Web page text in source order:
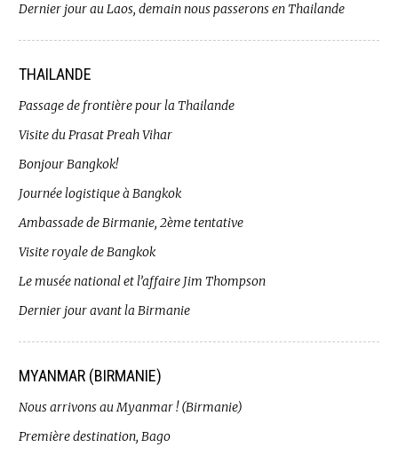
Dernier jour au Laos, demain nous passerons en Thailande
THAILANDE
Passage de frontière pour la Thailande
Visite du Prasat Preah Vihar
Bonjour Bangkok!
Journée logistique à Bangkok
Ambassade de Birmanie, 2ème tentative
Visite royale de Bangkok
Le musée national et l’affaire Jim Thompson
Dernier jour avant la Birmanie
MYANMAR (BIRMANIE)
Nous arrivons au Myanmar ! (Birmanie)
Première destination, Bago